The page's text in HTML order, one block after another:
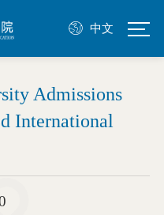
中文
Admissions
International